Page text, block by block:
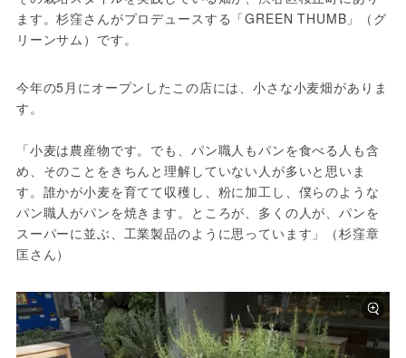
ます。杉窪さんがプロデュースする「GREEN THUMB」（グ
リーンサム）です。
今年の5月にオープンしたこの店には、小さな小麦畑がありま
す。
「小麦は農産物です。でも、パン職人もパンを食べる人も含
め、そのことをきちんと理解していない人が多いと思いま
す。誰かが小麦を育てて収穫し、粉に加工し、僕らのような
パン職人がパンを焼きます。ところが、多くの人が、パンを
スーパーに並ぶ、工業製品のように思っています」（杉窪章